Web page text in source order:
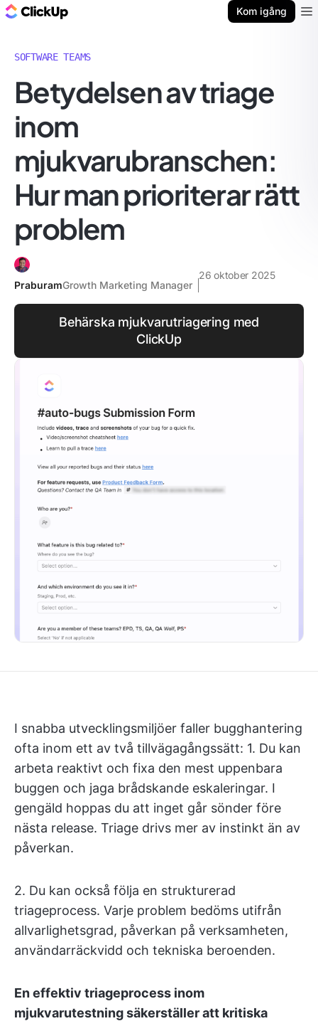
Kom igång
SOFTWARE TEAMS
Betydelsen av triage
inom
mjukvarubranschen:
Hur man prioriterar rätt
problem
PraburamGrowth Marketing Manager
26 oktober 2025
Behärska mjukvarutriagering med
ClickUp
I snabba utvecklingsmiljöer faller bugghantering
ofta inom ett av två tillvägagångssätt: 1. Du kan
arbeta reaktivt och fixa den mest uppenbara
buggen och jaga brådskande eskaleringar. I
gengäld hoppas du att inget går sönder före
nästa release. Triage drivs mer av instinkt än av
påverkan.
2. Du kan också följa en strukturerad
triageprocess. Varje problem bedöms utifrån
allvarlighetsgrad, påverkan på verksamheten,
användarräckvidd och tekniska beroenden.
En effektiv triageprocess inom
mjukvarutestning säkerställer att kritiska